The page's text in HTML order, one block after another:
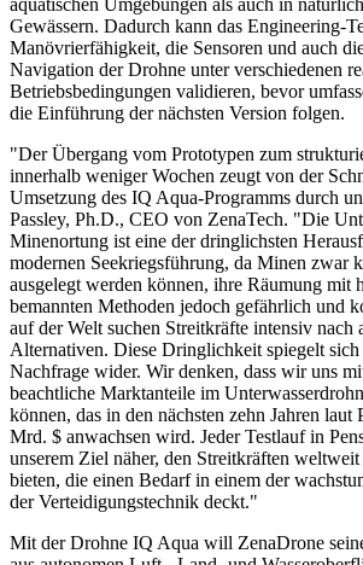
Gewässern. Dadurch kann das Engineering-
Manövrierfähigkeit, die Sensoren und auch
Navigation der Drohne unter verschiedenen
Betriebsbedingungen validieren, bevor
die Einführung der nächsten Version folgen.
"Der Übergang vom Prototypen zum
innerhalb weniger Wochen zeugt von der
Umsetzung des IQ Aqua-Programms durch
Passley, Ph.D., CEO von ZenaTech. "Die
Minenortung ist eine der dringlichsten
modernen Seekriegsführung, da Minen zwar
ausgelegt werden können, ihre Räumung mit
bemannten Methoden jedoch gefährlich und
auf der Welt suchen Streitkräfte intensiv nach
Alternativen. Diese Dringlichkeit spiegelt sich
Nachfrage wider. Wir denken, dass wir uns
beachtliche Marktanteile im
können, das in den nächsten zehn Jahren laut
Mrd. $ anwachsen wird. Jeder Testlauf in
unserem Ziel näher, den Streitkräften
bieten, die einen Bedarf in einem der
der Verteidigungstechnik deckt."
Mit der Drohne IQ Aqua will ZenaDrone